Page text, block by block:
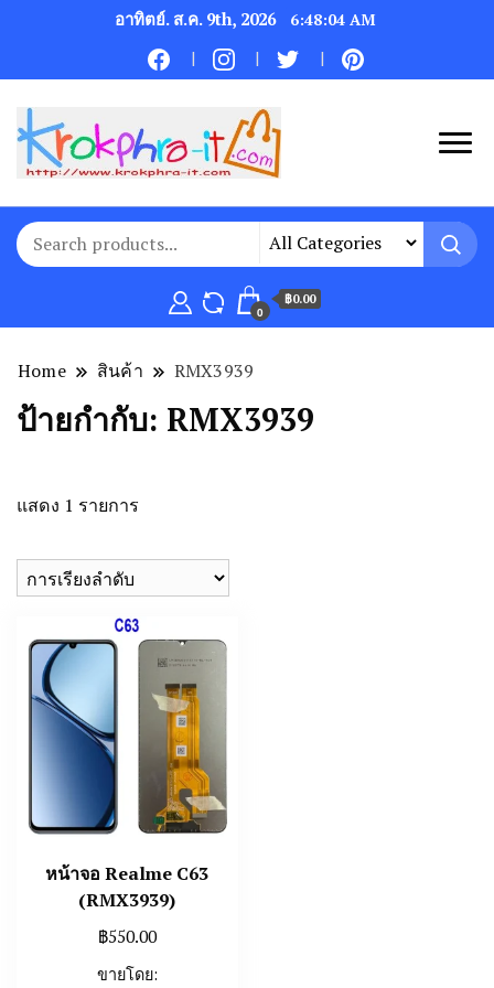
อาทิตย์. ส.ค. 9th, 2026 6:48:04 AM
0
฿0.00
Home สินค้า RMX3939
ป้ายกำกับ: RMX3939
แสดง 1 รายการ
หน้าจอ Realme C63
(RMX3939)
฿550.00
ขายโดย: